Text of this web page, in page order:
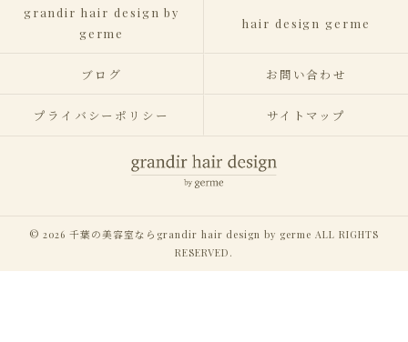
grandir hair design by
germe
hair design germe
ブログ お問い合わせ
プライバシーポリシー サイトマップ
© 2026 千葉の美容室ならgrandir hair design by germe ALL RIGHTS
RESERVED.